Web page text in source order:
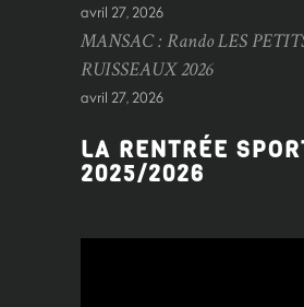
avril 27, 2026
MANSAC : Rando LES
RUISSEAUX 2026
avril 27, 2026
LA RENTRÉE
2025/2026